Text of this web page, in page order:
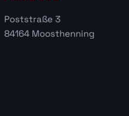
Poststraße 3
84164 Moosthenning